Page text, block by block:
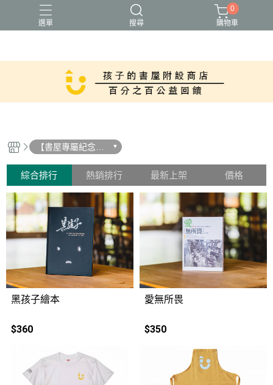
選單 搜尋
0
購物車
【書屋專屬紀念
品】
綜合排行 熱銷排行 最新上架 價格
黑孩子繪本
$360
愛無所畏
$350